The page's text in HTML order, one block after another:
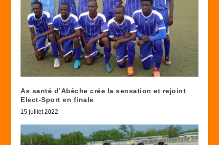
As santé d’Abèche crée la sensation et rejoint
Elect-Sport en finale
15 juillet 2022